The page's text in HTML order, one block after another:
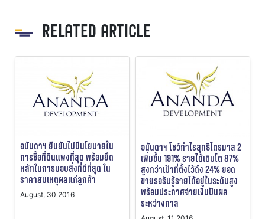
RELATED ARTICLE
อนันดาฯ ยืนยันไม่มีนโยบายใน
การซื้อที่ดินแพงที่สุด พร้อมยึด
หลักในการมอบสิ่งที่ดีที่สุด ใน
ราคาสมเหตุผลแก่ลูกค้า
August, 30 2016
อนันดาฯ โชว์กำไรสุทธิไตรมาส 2
เพิ่มขึ้น 191% รายได้เติบโต 87%
สูงกว่าเป้าที่ตั้งไว้ถึง 24% ยอด
ขายรอรับรู้รายได้อยู่ในระดับสูง
พร้อมประกาศจ่ายเงินปันผล
ระหว่างกาล